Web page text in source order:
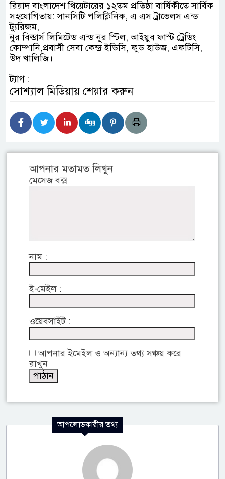
রিয়াদ বাংলাদেশ থিয়েটারের ১২তম প্রতিষ্ঠা বার্ষিকীতে সার্বিক
সহযোগিতায়: সানসিটি পলিক্লিনিক, এ এস ট্রাভেলস এন্ড
ট্যুরিজম,
নুর বিল্ডার্স লিমিটেড এন্ড নুর স্টিল, আইয়ুব ফাস্ট ট্রেডিং
কোম্পানি,প্রবাসী সেবা কেন্দ্র ইডিসি, ফুড হাউজ, এফটিসি,
উদ খালিজি।
ট্যাগ :
সোশ্যাল মিডিয়ায় শেয়ার করুন
আপনার মতামত লিখুন
মেসেজ বক্স
নাম :
ই-মেইল :
ওয়েবসাইট :
আপনার ইমেইল ও অন্যান্য তথ্য সঞ্চয় করে
রাখুন
আপলোডকারীর তথ্য